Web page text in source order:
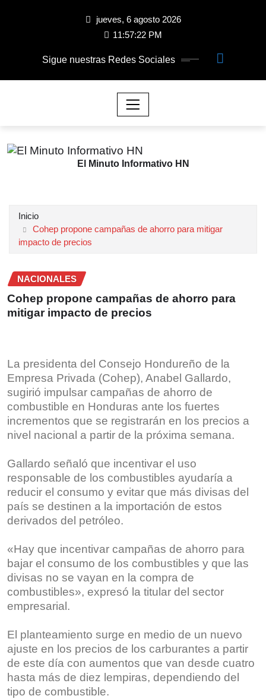
jueves, 6 agosto 2026
11:57:23 PM
Sigue nuestras Redes Sociales
El Minuto Informativo HN
Inicio
Cohep propone campañas de ahorro para mitigar
impacto de precios
NACIONALES
Cohep propone campañas de ahorro para
mitigar impacto de precios
La presidenta del Consejo Hondureño de la
Empresa Privada (Cohep), Anabel Gallardo,
sugirió impulsar campañas de ahorro de
combustible en Honduras ante los fuertes
incrementos que se registrarán en los precios a
nivel nacional a partir de la próxima semana.
Gallardo señaló que incentivar el uso
responsable de los combustibles ayudaría a
reducir el consumo y evitar que más divisas del
país se destinen a la importación de estos
derivados del petróleo.
«Hay que incentivar campañas de ahorro para
bajar el consumo de los combustibles y que las
divisas no se vayan en la compra de
combustibles», expresó la titular del sector
empresarial.
El planteamiento surge en medio de un nuevo
ajuste en los precios de los carburantes a partir
de este día con aumentos que van desde cuatro
hasta más de diez lempiras, dependiendo del
tipo de combustible.